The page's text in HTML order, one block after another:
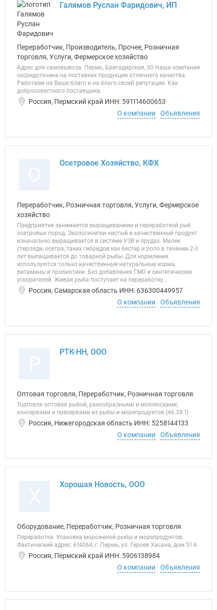
Галямов Руслан Фаридович, ИП
Переработчик, Производитель, Прочее, Розничная
торговля, Услуги, Фермерское хозяйство
Адрес для самовывоза: Пермь, Бригадирская, 30 Наша компания
сосредоточена на поставках продукции отличного качества.
Работаем на Ваше благо и на благо своей репутации. Как
добросовестного поставщика.
Россия, Пермский край ИНН: 591114600653
О компании
Объявления
Осетровое Хозяйство, КФХ
Переработчик, Розничная торговля, Услуги, Фермерское
хозяйство
Предприятие занимается выращиванием и переработкой рыб
осетровых пород. Экологически чистый и качественный продукт
изначально выращивается в системе УЗВ и прудах. Малек
стерляди, осетра, таких гибридов как бестер и роло в течении 2-3
лет выпащивается до товарной рыбы. Для кормления
используются только качественные натуральные корма,
витамины и пробиотики. Без добавления ГМО и синтетических
ускорителей. Живая рыба поступает на переработку...
Россия, Самарская область ИНН: 636300449957
О компании
Объявления
РТК-НН, ООО
Оптовая торговля, Переработчик, Розничная торговля
Торговля оптовая рыбой, ракообразными и моллюсками,
консервами и пресервами из рыбы и морепродуктов (46.38.1)
Россия, Нижегородская область ИНН: 5258144133
О компании
Объявления
Хорошая Новость, ООО
Оборудование, Переработчик, Розничная торговля
Переработка. Упаковка мороженой рыбы и морепродуктов.
Фактический адрес: 614064, г. Пермь, ул. Героев Хасана, дом 51 А
Россия, Пермский край ИНН: 5906138984
О компании
Объявления